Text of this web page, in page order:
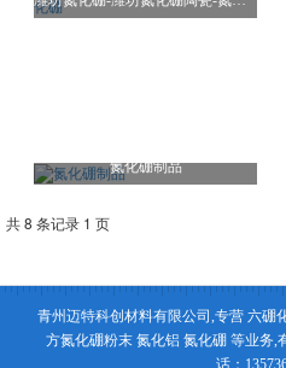
氮化硼制品
共 8 条记录 1 页
青州迈特科创材料有限公司,专营 六硼
方氮化硼粉末 氮化铝 氮化硼 等业务,
话：